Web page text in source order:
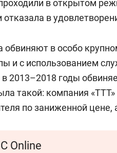
в открытом
в
в особо
и с использованием
в 2013–2018 годы
такой: компания
по заниженной
Online